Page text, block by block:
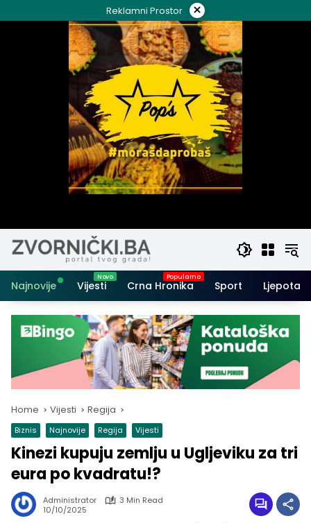
to
Reklamni Prostor ×
Najnovije Vijesti Crna Hronika Sport Ljepota i
Home Vijesti Regija
Biznis Najnovije Regija Vijesti
Kinezi kupuju zemlju u Ugljeviku za tri
eura po kvadratu!?
Administrator
3 Min Read
10/10/2025